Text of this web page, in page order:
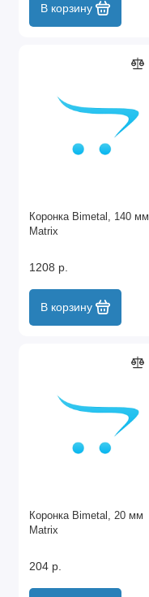
В корзину
Коронка Bimetal, 140 мм
Matrix
1208 р.
В корзину
Коронка Bimetal, 20 мм
Matrix
204 р.